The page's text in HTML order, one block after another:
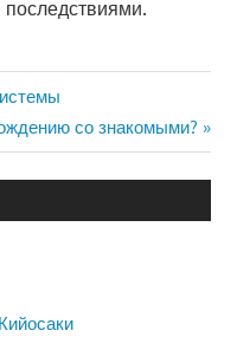
со знакомыми?